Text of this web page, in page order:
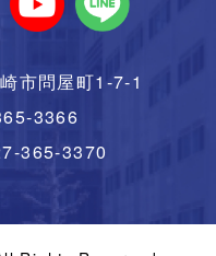
市問屋町1-7-1
3366
365-3370